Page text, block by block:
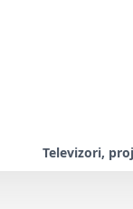
Televizori,